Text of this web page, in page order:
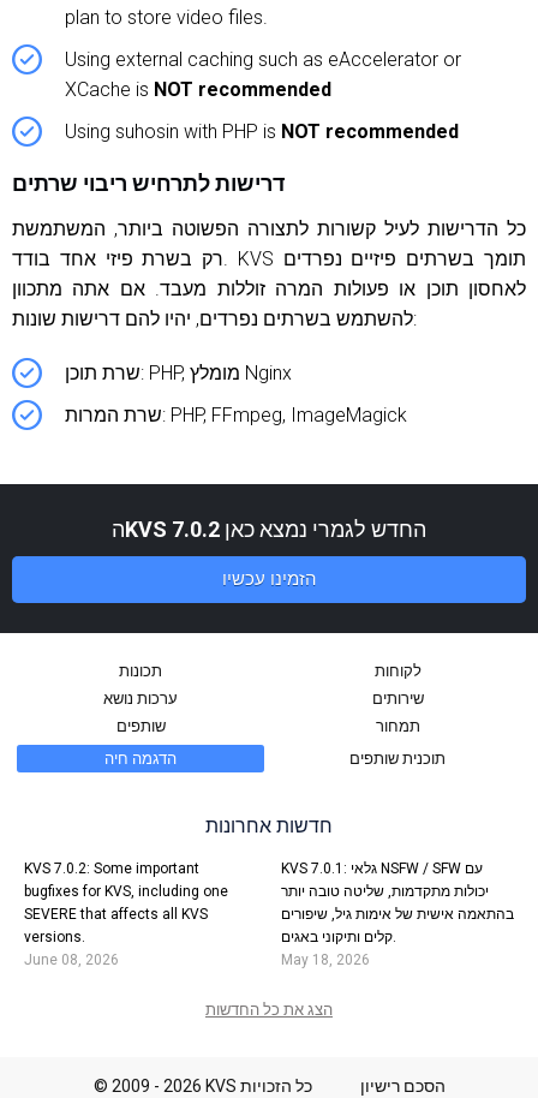
plan to store video files.
Using external caching such as eAccelerator or
XCache is NOT recommended
Using suhosin with PHP is NOT recommended
דרישות לתרחיש ריבוי שרתים
כל הדרישות לעיל קשורות לתצורה הפשוטה ביותר, המשתמשת
רק בשרת פיזי אחד בודד. KVS תומך בשרתים פיזיים נפרדים
לאחסון תוכן או פעולות המרה זוללות מעבד. אם אתה מתכוון
להשתמש בשרתים נפרדים, יהיו להם דרישות שונות:
שרת תוכן: PHP, מומלץ Nginx
שרת המרות: PHP, FFmpeg, ImageMagick
הKVS 7.0.2 החדש לגמרי נמצא כאן
הזמינו עכשיו
תכונות
לקוחות
ערכות נושא
שירותים
שותפים
תמחור
הדגמה חיה
תוכנית שותפים
חדשות אחרונות
KVS 7.0.2: Some important
bugfixes for KVS, including one
SEVERE that affects all KVS
versions.
June 08, 2026
KVS 7.0.1: גלאי NSFW / SFW עם
יכולות מתקדמות, שליטה טובה יותר
בהתאמה אישית של אימות גיל, שיפורים
קלים ותיקוני באגים.
May 18, 2026
הצג את כל החדשות
© 2009 - 2026 KVS כל הזכויות הסכם רישיון